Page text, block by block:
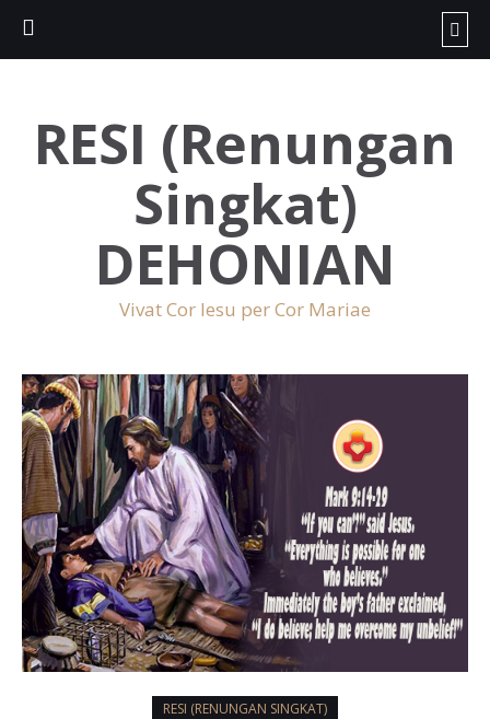
RESI (Renungan
Singkat)
DEHONIAN
Vivat Cor Iesu per Cor Mariae
RESI (RENUNGAN SINGKAT)